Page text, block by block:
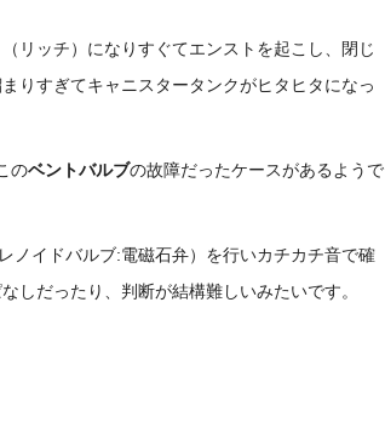
リッチ）になりすぐてエンストを起こし、閉じ
りすぎてキャニスタータンクがヒタヒタになっ
のベントバルブの故障だったケースがあるようで
ノイドバルブ:電磁石弁）を行いカチカチ音で確
しだったり、判断が結構難しいみたいです。